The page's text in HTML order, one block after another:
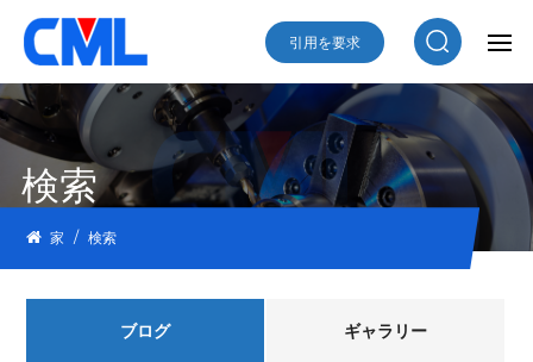
引用を要求
検索
家 / 検索
ブログ ギャラリー